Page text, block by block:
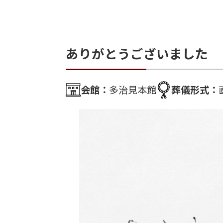
ありがとうございました
会館： 多治見本館 葬儀形式：